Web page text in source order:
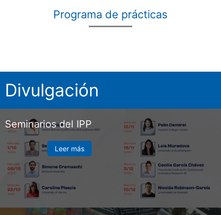
Programa de prácticas
Divulgación
Seminarios del IPP
Leer más